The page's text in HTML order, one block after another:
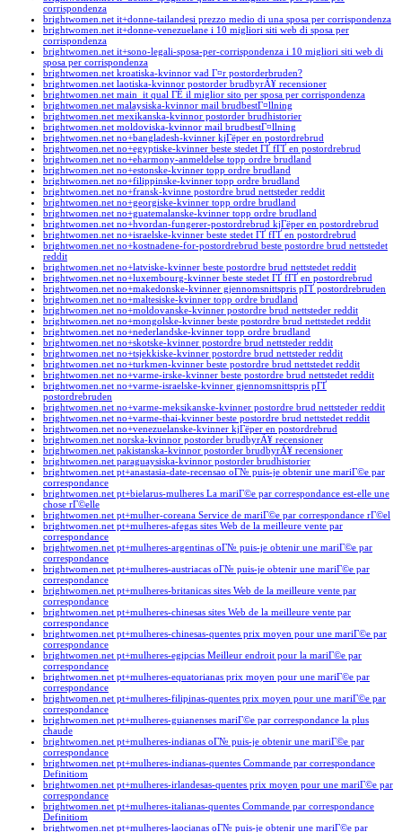
corrispondenza
brightwomen.net it+donne-tailandesi prezzo medio di una sposa per corrispondenza
brightwomen.net it+donne-venezuelane i 10 migliori siti web di sposa per
corrispondenza
brightwomen.net it+sono-legali-sposa-per-corrispondenza i 10 migliori siti web di
sposa per corrispondenza
brightwomen.net kroatiska-kvinnor vad Г¤r postorderbruden?
brightwomen.net laotiska-kvinnor postorder brudbyrÃ¥ recensioner
brightwomen.net main_it qual ГЁ il miglior sito per sposa per corrispondenza
brightwomen.net malaysiska-kvinnor mail brudbestГ¤llning
brightwomen.net mexikanska-kvinnor postorder brudhistorier
brightwomen.net moldoviska-kvinnor mail brudbestГ¤llning
brightwomen.net no+bangladesh-kvinner kjГёper en postordrebrud
brightwomen.net no+egyptiske-kvinner beste stedet ГҐ fГҐ en postordrebrud
brightwomen.net no+eharmony-anmeldelse topp ordre brudland
brightwomen.net no+estonske-kvinner topp ordre brudland
brightwomen.net no+filippinske-kvinner topp ordre brudland
brightwomen.net no+fransk-kvinne postordre brud nettsteder reddit
brightwomen.net no+georgiske-kvinner topp ordre brudland
brightwomen.net no+guatemalanske-kvinner topp ordre brudland
brightwomen.net no+hvordan-fungerer-postordrebrud kjГёper en postordrebrud
brightwomen.net no+israelske-kvinner beste stedet ГҐ fГҐ en postordrebrud
brightwomen.net no+kostnadene-for-postordrebrud beste postordre brud nettstedet
reddit
brightwomen.net no+latviske-kvinner beste postordre brud nettstedet reddit
brightwomen.net no+luxembourg-kvinner beste stedet ГҐ fГҐ en postordrebrud
brightwomen.net no+makedonske-kvinner gjennomsnittspris pГҐ postordrebruden
brightwomen.net no+maltesiske-kvinner topp ordre brudland
brightwomen.net no+moldovanske-kvinner postordre brud nettsteder reddit
brightwomen.net no+mongolske-kvinner beste postordre brud nettstedet reddit
brightwomen.net no+nederlandske-kvinner topp ordre brudland
brightwomen.net no+skotske-kvinner postordre brud nettsteder reddit
brightwomen.net no+tsjekkiske-kvinner postordre brud nettsteder reddit
brightwomen.net no+turkmen-kvinner beste postordre brud nettstedet reddit
brightwomen.net no+varme-irske-kvinner beste postordre brud nettstedet reddit
brightwomen.net no+varme-israelske-kvinner gjennomsnittspris pГҐ
postordrebruden
brightwomen.net no+varme-meksikanske-kvinner postordre brud nettsteder reddit
brightwomen.net no+varme-thai-kvinner beste postordre brud nettstedet reddit
brightwomen.net no+venezuelanske-kvinner kjГёper en postordrebrud
brightwomen.net norska-kvinnor postorder brudbyrÃ¥ recensioner
brightwomen.net pakistanska-kvinnor postorder brudbyrÃ¥ recensioner
brightwomen.net paraguaysiska-kvinnor postorder brudhistorier
brightwomen.net pt+anastasia-date-recensao oГ№ puis-je obtenir une mariГ©e par
correspondance
brightwomen.net pt+bielarus-mulheres La mariГ©e par correspondance est-elle une
chose rГ©elle
brightwomen.net pt+mulher-coreana Service de mariГ©e par correspondance rГ©el
brightwomen.net pt+mulheres-afegas sites Web de la meilleure vente par
correspondance
brightwomen.net pt+mulheres-argentinas oГ№ puis-je obtenir une mariГ©e par
correspondance
brightwomen.net pt+mulheres-austriacas oГ№ puis-je obtenir une mariГ©e par
correspondance
brightwomen.net pt+mulheres-britanicas sites Web de la meilleure vente par
correspondance
brightwomen.net pt+mulheres-chinesas sites Web de la meilleure vente par
correspondance
brightwomen.net pt+mulheres-chinesas-quentes prix moyen pour une mariГ©e par
correspondance
brightwomen.net pt+mulheres-egipcias Meilleur endroit pour la mariГ©e par
correspondance
brightwomen.net pt+mulheres-equatorianas prix moyen pour une mariГ©e par
correspondance
brightwomen.net pt+mulheres-filipinas-quentes prix moyen pour une mariГ©e par
correspondance
brightwomen.net pt+mulheres-guianenses mariГ©e par correspondance la plus
chaude
brightwomen.net pt+mulheres-indianas oГ№ puis-je obtenir une mariГ©e par
correspondance
brightwomen.net pt+mulheres-indianas-quentes Commande par correspondance
Definitiom
brightwomen.net pt+mulheres-irlandesas-quentes prix moyen pour une mariГ©e par
correspondance
brightwomen.net pt+mulheres-italianas-quentes Commande par correspondance
Definitiom
brightwomen.net pt+mulheres-laocianas oГ№ puis-je obtenir une mariГ©e par